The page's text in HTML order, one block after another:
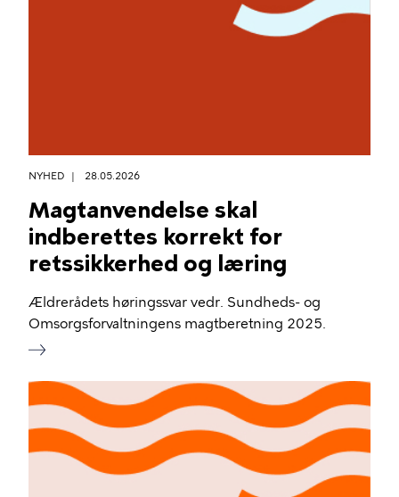
NYHED 28.05.2026
Magtanvendelse skal
indberettes korrekt for
retssikkerhed og læring
Ældrerådets høringssvar vedr. Sundheds- og
Omsorgsforvaltningens magtberetning 2025.